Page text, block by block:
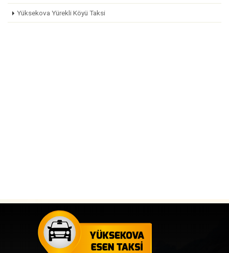
Yüksekova Yürekli Köyü Taksi